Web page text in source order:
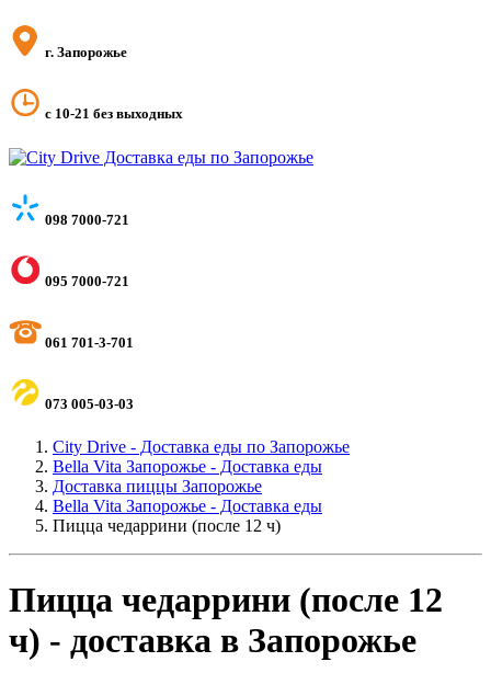
г. Запорожье
с 10-21 без выходных
098 7000-721
095 7000-721
061 701-3-701
073 005-03-03
City Drive - Доставка еды по Запорожье
Bella Vita Запорожье - Доставка еды
Доставка пиццы Запорожье
Bella Vita Запорожье - Доставка еды
Пицца чедаррини (после 12 ч)
Пицца чедаррини (после 12
ч) - доставка в Запорожье